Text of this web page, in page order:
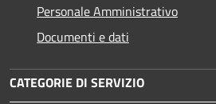
Personale Amministrativo
Documenti e dati
CATEGORIE DI SERVIZIO